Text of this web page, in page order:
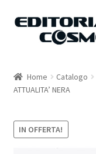
Vai
Vai
Catalogo
Carrello
Home Catalogo
ATTUALITA’ NERA
IN OFFERTA!